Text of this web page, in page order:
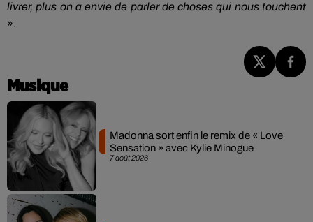
livrer, plus on a envie de parler de choses qui nous touchent
».
Musique
7 août 2026
Madonna sort enfin le remix de « Love
Sensation » avec Kylie Minogue